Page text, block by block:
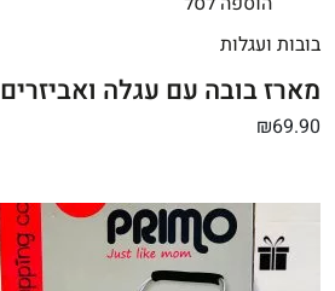
בובות ועגלות
מארז בובה עם עגלה ואביזרים
₪69.90